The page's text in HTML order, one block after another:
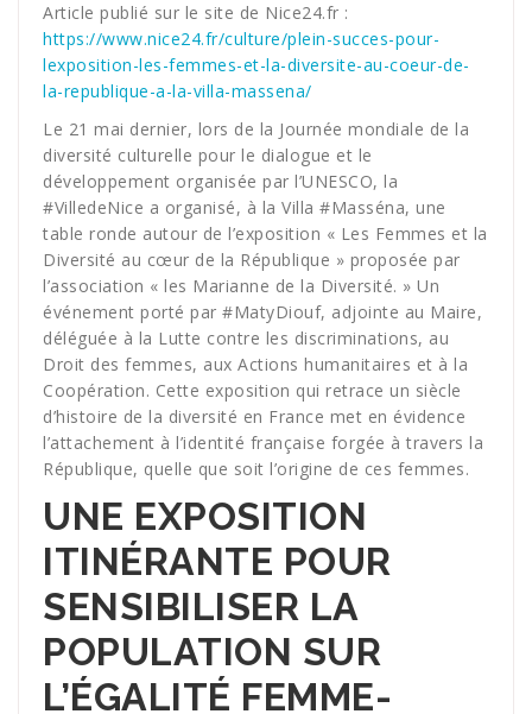
Article publié sur le site de Nice24.fr :
https://www.nice24.fr/culture/plein-succes-pour-
lexposition-les-femmes-et-la-diversite-au-coeur-de-
la-republique-a-la-villa-massena/
Le 21 mai dernier, lors de la Journée mondiale de la
diversité culturelle pour le dialogue et le
développement organisée par l’UNESCO, la
#VilledeNice a organisé, à la Villa #Masséna, une
table ronde autour de l’exposition « Les Femmes et la
Diversité au cœur de la République » proposée par
l’association « les Marianne de la Diversité. » Un
événement porté par #MatyDiouf, adjointe au Maire,
déléguée à la Lutte contre les discriminations, au
Droit des femmes, aux Actions humanitaires et à la
Coopération. Cette exposition qui retrace un siècle
d’histoire de la diversité en France met en évidence
l’attachement à l’identité française forgée à travers la
République, quelle que soit l’origine de ces femmes.
UNE EXPOSITION
ITINÉRANTE POUR
SENSIBILISER LA
POPULATION SUR
L’ÉGALITÉ FEMME-